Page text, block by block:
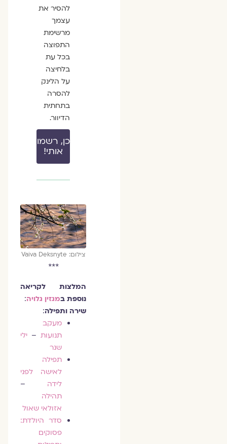
להסיר את
עצמך
מרשימת
התפוצה
בכל עת
בלחיצה
על הלינק
להסרה
בתחתית
הדיוור.
כן, רשמו
אותי!
צילום: Vaiva Deksnyte
***
המלצות לקריאה
נוספת ב מגזין גלויה:
שירה ותפילה:
מעקב
תנועות–ילי
שנר
תפילה
לאישה לפני
לידה
תהילה
אזולאי שאול
סדר היולדת:
פסוקים